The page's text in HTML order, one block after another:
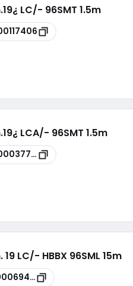
LC/- 96SMT 1.5m
LCA/- 96SMT 1.5m
LC/- HBBX 96SML 15m